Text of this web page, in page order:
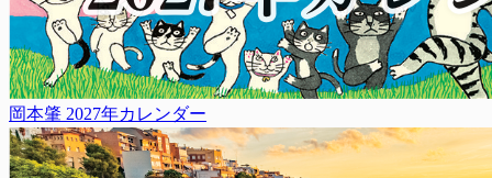
岡本肇 2027年カレンダー